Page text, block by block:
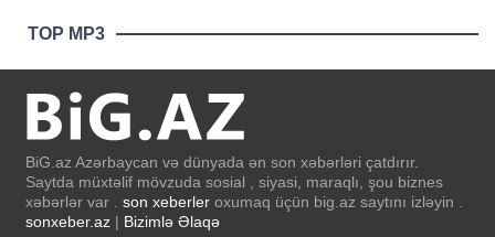
TOP MP3
BiG.az Azərbaycan və dünyada ən son xəbərləri çatdırır.
Saytda müxtəlif mövzuda sosial , siyasi, maraqlı, şou biznes
xəbərlər var . son xeberler oxumaq üçün big.az saytını izləyin .
sonxeber.az | Bizimlə Əlaqə